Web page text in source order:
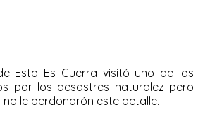
Esto Es Guerra visitó uno de los
por los desastres naturalez pero
no le perdonarón este detalle.